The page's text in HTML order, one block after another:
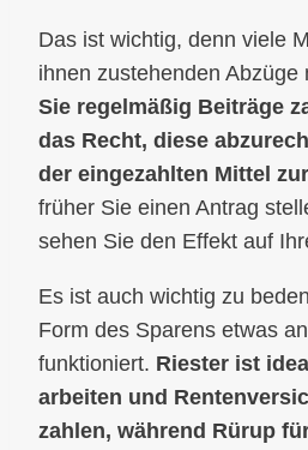
Das ist wichtig, denn viele
ihnen zustehenden Abzüge
Sie regelmäßig Beiträge
das Recht, diese
der eingezahlten Mittel
früher Sie einen Antrag
sehen Sie den Effekt auf
Es ist auch wichtig zu
Form des Sparens etwas
funktioniert. Riester ist
arbeiten und
zahlen, während Rürup